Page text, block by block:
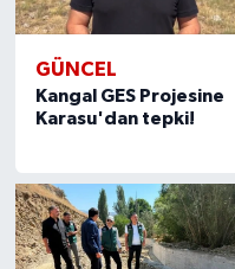
GÜNCEL
Kangal GES Projesine
Karasu'dan tepki!